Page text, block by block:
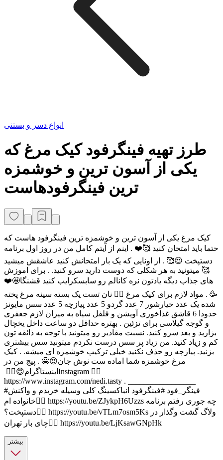
انواع دسر و بستنی
طرز تهیه فینگرفود کیک مرغ که
یکی از آسون ترین و خوشمزه
ترین فینگرفودهاست
کیک مرغ یکی از آسون ترین و خوشمزه ترین فینگرفود هاست که
حتما باید امتحان کنید 🥰❤️ . اینم از آیتم کامل من در روز اول برنامه
دستپخت 😍🥰 . از اونایی که یک بار امتحانش کنید عاشقش میشید
🥰 میتونید به هر شکلی که دوست دارید سرو کنید. . برای اموزش
های جذاب دیگه یادتون نره کانالم رو سابسکرایب کنید قشنگا🤩❤️
🥳 . مواد لازم برای کیک مرغ 👇🏻 نان تست یک بسته سینه مرغ پخته
شده یک عدد خیارشور 7 عدد گردو 5 عدد پیازچه 5 عدد سس مایونز
حدودا 6 قاشق غذاخوری آویشن و فلفل سیاه به میزان لازم جعفری
و گوجه گیلاسی برای تزئین . بهتره حداقل دو ساعت داخل یخچال
بزارید و بعد سرو کنید. نسبت مقادیر رو میتونید با توجه به ذائقه تون
کم و زیاد کنید. من زیاد پر سس درست نکردم میتونید سس بیشتری
بزنید. پیازچه رو حذف نکنید خیلی ترکیب خوشمزه ای میشه. . کیک
مرغ خوشمزه شما اماده ست نوش جان😍🤩 . پیج من در
اینستاگرام😍👇🏻 ‏Instagram 👇🏻
#فینگر_فود #فینگرفود انباکسینگ کلی وسیله خریدم و واکنش
خانواده ام👇🏻 https://youtu.be/ZJykpH6Uzzs چه جوری رفتم برنامه
دستپخت؟👇🏻 https://youtu.be/vTLm7osm5Ks ولاگ گشت و‌گذار در
چای بار تهران👇🏻 https://youtu.be/LjKsawGNpHk
بیشتر